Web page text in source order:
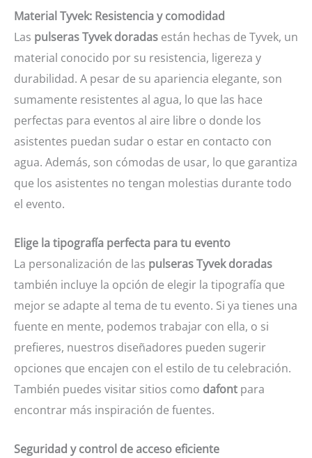
Material Tyvek: Resistencia y comodidad
Las pulseras Tyvek doradas están hechas de Tyvek, un
material conocido por su resistencia, ligereza y
durabilidad. A pesar de su apariencia elegante, son
sumamente resistentes al agua, lo que las hace
perfectas para eventos al aire libre o donde los
asistentes puedan sudar o estar en contacto con
agua. Además, son cómodas de usar, lo que garantiza
que los asistentes no tengan molestias durante todo
el evento.
Elige la tipografía perfecta para tu evento
La personalización de las pulseras Tyvek doradas
también incluye la opción de elegir la tipografía que
mejor se adapte al tema de tu evento. Si ya tienes una
fuente en mente, podemos trabajar con ella, o si
prefieres, nuestros diseñadores pueden sugerir
opciones que encajen con el estilo de tu celebración.
También puedes visitar sitios como dafont para
encontrar más inspiración de fuentes.
Seguridad y control de acceso eficiente